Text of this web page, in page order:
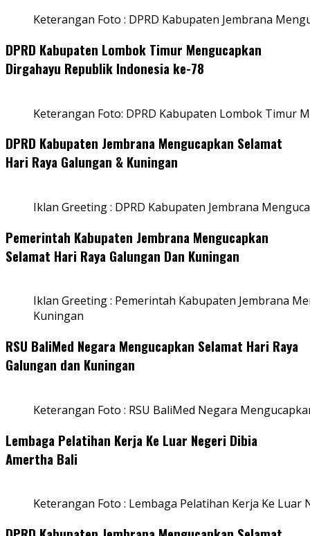
Keterangan Foto : DPRD Kabupaten Jembrana
DPRD Kabupaten Lombok Timur Mengucapkan
Dirgahayu Republik Indonesia ke-78
Keterangan Foto: DPRD Kabupaten Lombok Timur
DPRD Kabupaten Jembrana Mengucapkan Selamat
Hari Raya Galungan & Kuningan
Iklan Greeting : DPRD Kabupaten Jembrana
Pemerintah Kabupaten Jembrana Mengucapkan
Selamat Hari Raya Galungan Dan Kuningan
Iklan Greeting : Pemerintah Kabupaten Jembrana
Kuningan
RSU BaliMed Negara Mengucapkan Selamat Hari Raya
Galungan dan Kuningan
Keterangan Foto : RSU BaliMed Negara
Lembaga Pelatihan Kerja Ke Luar Negeri Dibia
Amertha Bali
Keterangan Foto : Lembaga Pelatihan Kerja Ke Luar